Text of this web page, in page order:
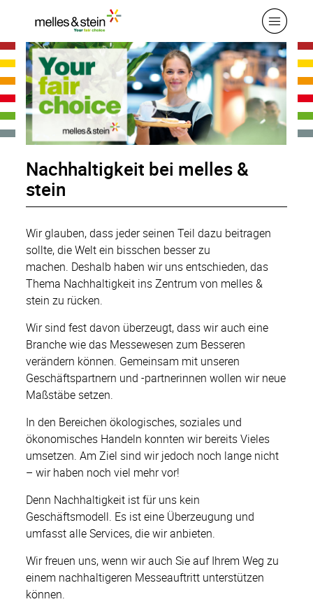
Nachhaltigkeit bei melles &
stein
Wir glauben, dass jeder seinen Teil dazu beitragen
sollte, die Welt ein bisschen besser zu
machen. Deshalb haben wir uns entschieden, das
Thema Nachhaltigkeit ins Zentrum von melles &
stein zu rücken.
Wir sind fest davon überzeugt, dass wir auch eine
Branche wie das Messewesen zum Besseren
verändern können. Gemeinsam mit unseren
Geschäftspartnern und -partnerinnen wollen wir neue
Maßstäbe setzen.
In den Bereichen ökologisches, soziales und
ökonomisches Handeln konnten wir bereits Vieles
umsetzen. Am Ziel sind wir jedoch noch lange nicht
– wir haben noch viel mehr vor!
Denn Nachhaltigkeit ist für uns kein
Geschäftsmodell. Es ist eine Überzeugung und
umfasst alle Services, die wir anbieten.
Wir freuen uns, wenn wir auch Sie auf Ihrem Weg zu
einem nachhaltigeren Messeauftritt unterstützen
können.